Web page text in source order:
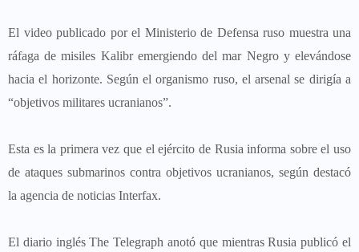
El video publicado por el Ministerio de Defensa ruso muestra una
ráfaga de misiles Kalibr emergiendo del mar Negro y elevándose
hacia el horizonte. Según el organismo ruso, el arsenal se dirigía a
“objetivos militares ucranianos”.
Esta es la primera vez que el ejército de Rusia informa sobre el uso
de ataques submarinos contra objetivos ucranianos, según destacó
la agencia de noticias Interfax.
El diario inglés The Telegraph anotó que mientras Rusia publicó el